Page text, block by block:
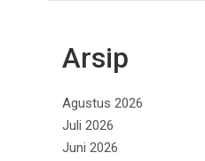
Arsip
Agustus 2026
Juli 2026
Juni 2026